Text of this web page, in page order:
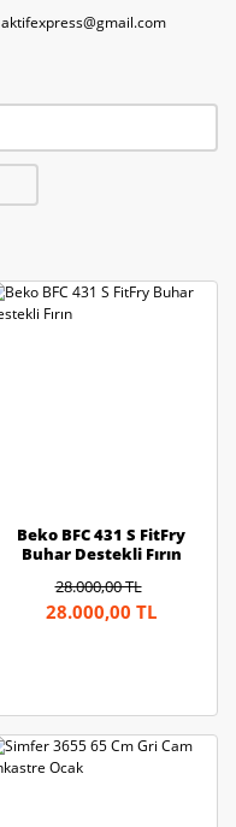
aktifexpress@gmail.com
Beko BFC 431 S FitFry
Buhar Destekli Fırın
28.000,00 TL
28.000,00 TL